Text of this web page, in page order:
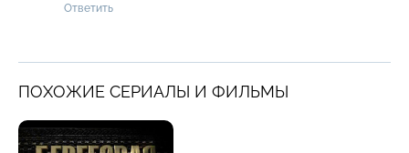
Ответить
ПОХОЖИЕ СЕРИАЛЫ И ФИЛЬМЫ